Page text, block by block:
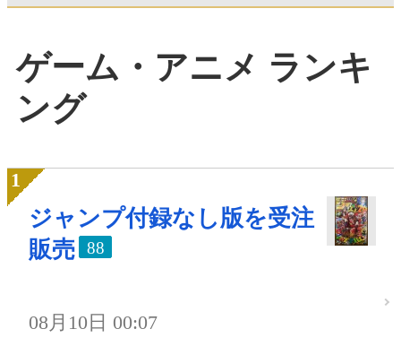
ゲーム・アニメ ランキ
ング
ジャンプ付録なし版を受注
販売
88
08月10日 00:07